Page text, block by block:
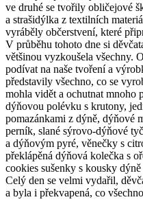
ve druhé se tvořily obličejové
a strašidýlka z textilních
vyráběly občerstvení, které
V průběhu tohoto dne si
většinou vyzkoušela všechny.
podívat na naše tvoření a
představily všechno, co se
mohla vidět a ochutnat mnoho
dýňovou polévku s krutony,
pomazánkami z dýně, dýňové
perník, slané sýrovo-dýňové
a dýňovým pyré, věnečky s
překlápěná dýňová kolečka s
cookies sušenky s kousky
Celý den se velmi vydařil,
a byla i překvapená, co